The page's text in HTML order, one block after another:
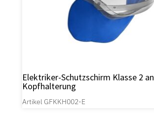
Elektriker-Schutzschirm Klasse 2 an
Kopfhalterung
Artikel GFKKH002-E